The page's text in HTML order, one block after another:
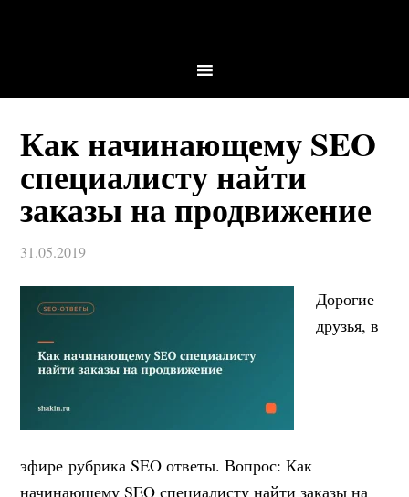
Как начинающему SEO
специалисту найти
заказы на продвижение
31.05.2019
Дорогие
друзья, в
эфире рубрика SEO ответы. Вопрос: Как
начинающему SEO специалисту найти заказы на